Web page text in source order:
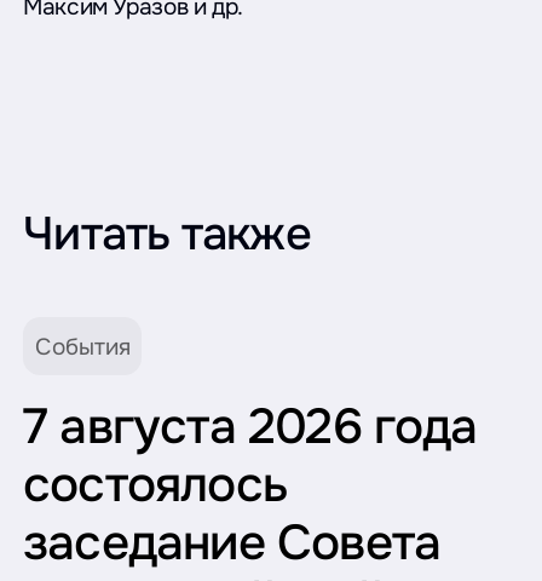
Максим Уразов и др.
Читать также
События
7 августа 2026 года
состоялось
заседание Совета